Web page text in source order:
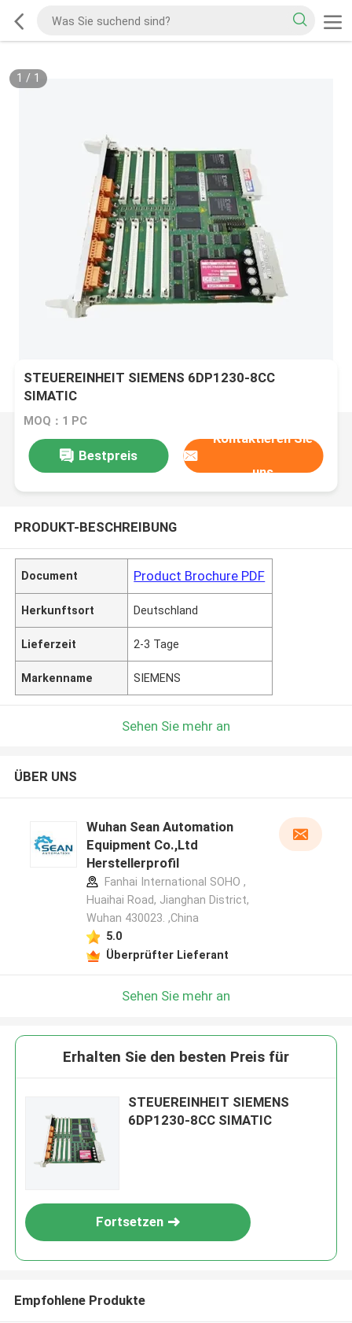
1 / 1
STEUEREINHEIT SIEMENS 6DP1230-8CC
SIMATIC
MOQ：1 PC
Bestpreis
Kontaktieren Sie
uns
PRODUKT-BESCHREIBUNG
Document Product Brochure PDF
Herkunftsort Deutschland
Lieferzeit 2-3 Tage
Markenname SIEMENS
Sehen Sie mehr an
ÜBER UNS
Wuhan Sean Automation
Equipment Co.,Ltd
Herstellerprofil
Fanhai International SOHO ,
Huaihai Road, Jianghan District,
Wuhan 430023. ,China
5.0
Überprüfter Lieferant
Sehen Sie mehr an
Erhalten Sie den besten Preis für
STEUEREINHEIT SIEMENS
6DP1230-8CC SIMATIC
Fortsetzen
Empfohlene Produkte